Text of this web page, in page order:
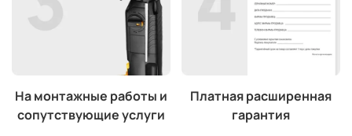
На монтажные работы и
сопутствующие услуги
Платная расширенная
гарантия